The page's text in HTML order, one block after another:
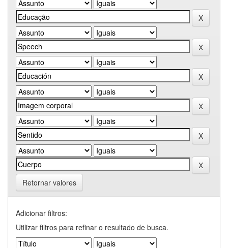
Retornar valores
Adicionar filtros:
Utilizar filtros para refinar o resultado de busca.